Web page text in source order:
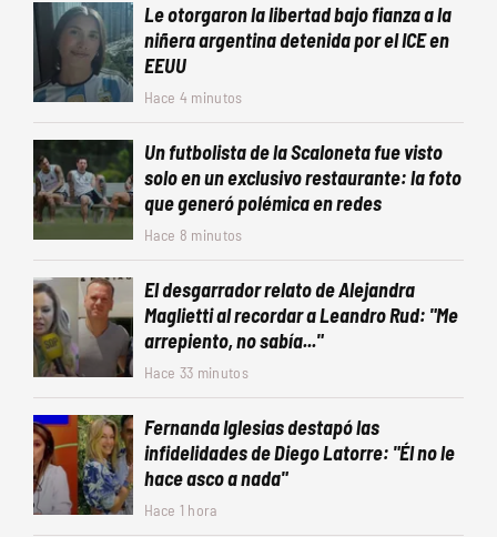
Le otorgaron la libertad bajo fianza a la
niñera argentina detenida por el ICE en
EEUU
Hace 4 minutos
Un futbolista de la Scaloneta fue visto
solo en un exclusivo restaurante: la foto
que generó polémica en redes
Hace 8 minutos
El desgarrador relato de Alejandra
Maglietti al recordar a Leandro Rud: "Me
arrepiento, no sabía..."
Hace 33 minutos
Fernanda Iglesias destapó las
infidelidades de Diego Latorre: "Él no le
hace asco a nada"
Hace 1 hora